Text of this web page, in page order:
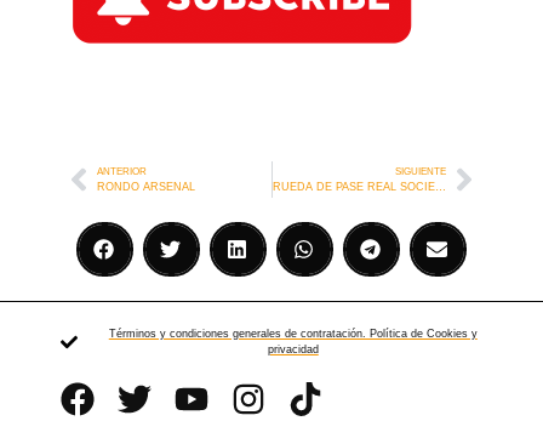
ANTERIOR
RONDO ARSENAL
SIGUIENTE
RUEDA DE PASE REAL SOCIEDAD 1
Términos y condiciones generales de contratación. Política de Cookies y
privacidad